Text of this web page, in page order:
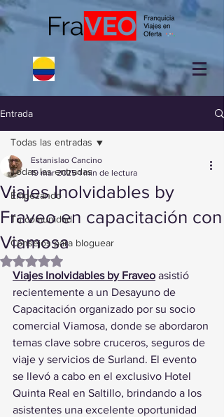
Entrada
Todas las entradas
Empezando
Tu comunidad
Consejos para bloguear
Todas las entradas
Viajes Inolvidables by
Fraveo en capacitación con
Viamosa
Estanislao Cancino
19 mar 2025 1 min de lectura
Obtuvo NaN de 5 estrellas.
Viajes Inolvidables by Fraveo asistió
recientemente a un Desayuno de
Capacitación organizado por su socio
comercial Viamosa, donde se abordaron
temas clave sobre cruceros, seguros de
viaje y servicios de Surland. El evento
se llevó a cabo en el exclusivo Hotel
Quinta Real en Saltillo, brindando a los
asistentes una excelente oportunidad